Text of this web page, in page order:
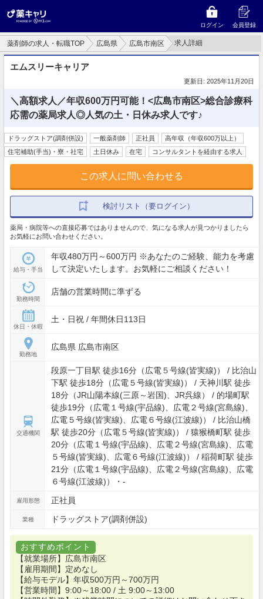
ログイン 会員登録
薬剤師の求人・転職TOP 広島県 広島市南区 求人詳細
エムスリーキャリア
更新日: 2025年11月20日
＼高額求人／年収600万円可能！<広島市南区>総合診療科
応需の薬局求人◎人気の土・日休み求人です♪
ドラッグストア(調剤併設) 一般薬剤師 正社員
高年収（年収600万以上）
住宅補助(手当)・寮・社宅
土日休み 在宅 コンサルタントを経由する求人
この求人に問い合わせる
検討リスト（要ログイン）
薬局・病院等への直接応募ではありませんので、気になる求人が見つかりましたら
お気軽にお問い合わせください。
給与・手当
年収480万円～600万円 ※あなたのご経験、能力を考慮
して決定いたします。お気軽にご相談ください！
勤務時間
店舗の営業時間に準ずる
休日・休暇
土・日祝 / 年間休日113日
勤務地
広島県 広島市南区
交通機関
段原一丁目駅 徒歩16分（広電５号線(皆実線)） / 比治山
下駅 徒歩18分（広電５号線(皆実線)） / 天神川駅 徒歩
18分（JR山陽本線(三原～岩国)、JR呉線） / 的場町駅
徒歩19分（広電１号線(宇品線)、広電２号線(宮島線)、
広電５号線(皆実線)、広電６号線(江波線)） / 比治山橋
駅 徒歩20分（広電５号線(皆実線)） / 猿猴橋町駅 徒歩
20分（広電１号線(宇品線)、広電２号線(宮島線)、広電
５号線(皆実線)、広電６号線(江波線)） / 稲荷町駅 徒歩
21分（広電１号線(宇品線)、広電２号線(宮島線)、広電
６号線(江波線)）・-
雇用形態 正社員
業種 ドラッグストア(調剤併設)
おすすめポイント
【就業場所】広島市南区
【雇用期間】定めなし
【給与モデル】年収500万円～700万円
【営業時間】9:00～18:00 / 土 9:00～13:00